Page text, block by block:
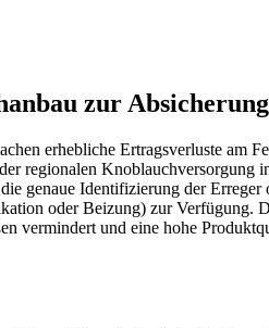
zur
erhebliche Ertragsverluste am
regionalen Knoblauchversorgung
genaue Identifizierung der
oder Beizung) zur
vermindert und eine hohe